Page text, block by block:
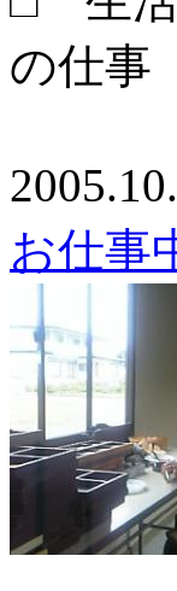
の仕事
お仕事